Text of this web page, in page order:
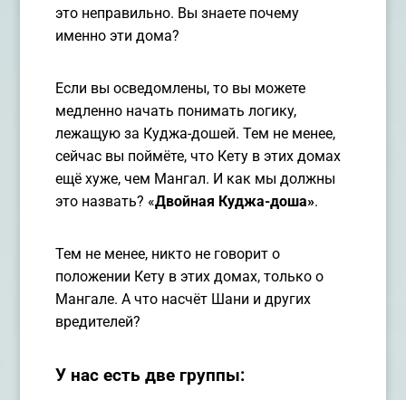
это неправильно. Вы знаете почему
именно эти дома?
Если вы осведомлены, то вы можете
медленно начать понимать логику,
лежащую за Куджа-дошей. Тем не менее,
сейчас вы поймёте, что Кету в этих домах
ещё хуже, чем Мангал. И как мы должны
это назвать? «Двойная Куджа-доша».
Тем не менее, никто не говорит о
положении Кету в этих домах, только о
Мангале. А что насчёт Шани и других
вредителей?
У нас есть две группы: